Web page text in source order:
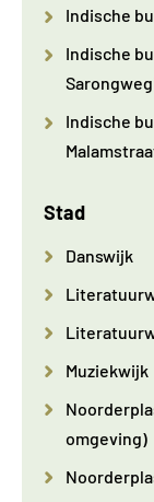
Indische
Indische
Indische
Stad
Danswijk
Muziekwijk
omgeving)